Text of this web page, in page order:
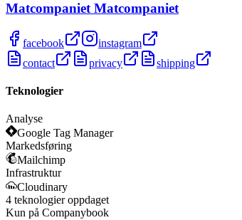
Matcompaniet Matcompaniet
facebook
instagram
contact
privacy shipping
Teknologier
Analyse
Google Tag Manager
Markedsføring
Mailchimp
Infrastruktur
Cloudinary
4 teknologier oppdaget
Kun på Companybook